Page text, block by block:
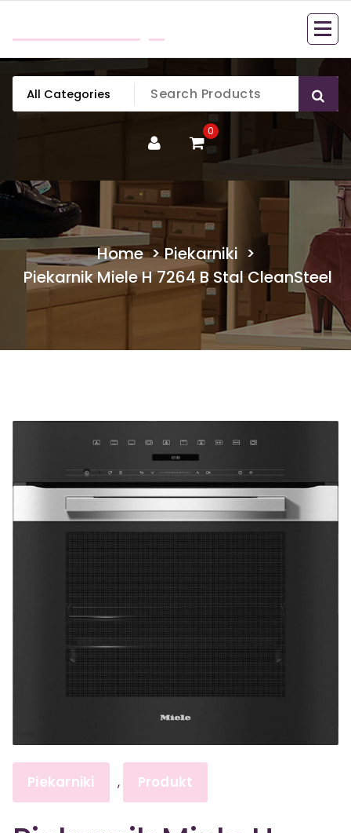
content
0
Home>Piekarniki >
Piekarnik Miele H 7264 B Stal CleanSteel
Piekarniki , Produkt